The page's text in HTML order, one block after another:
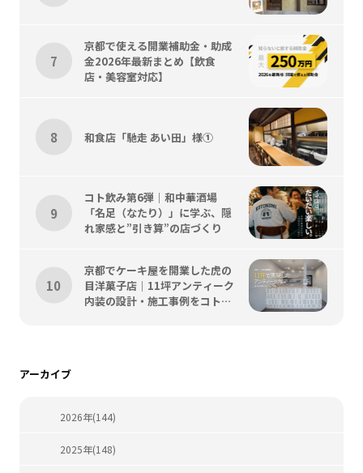
京都で使える開業補助金・助成
金2026年最新まとめ【飲食
店・美容室対応】
和食店「馳走 あい田」様①
コト飲み第6弾｜和中華酒場
「名足（なたり）」に学ぶ、隠
れ家感と”引き算”の店づくり
京都でケーキ屋を開業した虎の
目洋菓子店｜11坪アンティーク
内装の設計・施工事例をコトス
アーカイブ
2026年(144)
2025年(148)